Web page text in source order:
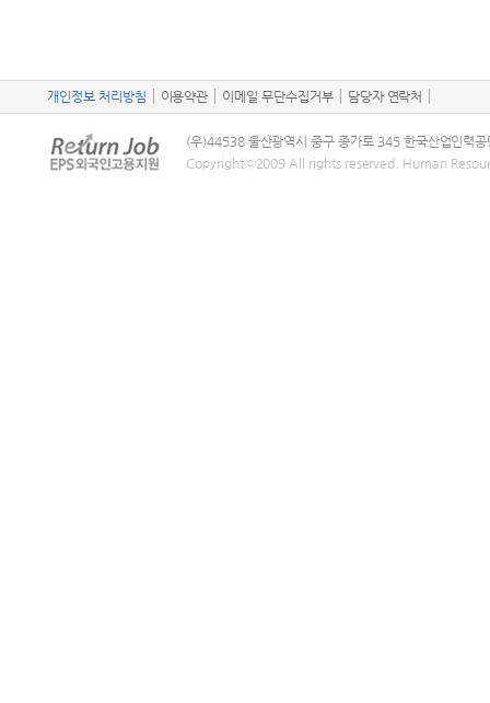
개인정보 처리방침 이용약관 이메일 무단수집거부 담당자 연락처
(우)44538 울산광역시 중구 종가로 345 한국산업인력공
Copyrightⓒ2009 All rights reserved. Human